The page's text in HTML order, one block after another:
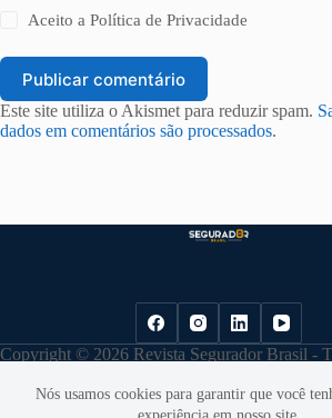
Nós usamos cookies para garantir que você
Aceito aPolítica de Privacidade
Publicar comentário
Este site utiliza o Akismet para reduzir spam.
dados em comentários são processados.
Copyright © 2026 Revista Segurador Brasil -